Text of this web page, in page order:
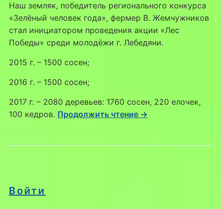
Войти
Наш земляк, победитель регионального конкурса
«Зелёный человек года», фермер В. Жемчужников
стал инициатором проведения акции «Лес
Победы» среди молодёжи г. Лебедяни.
2015 г. – 1500 сосен;
2016 г. – 1500 сосен;
2017 г. – 2080 деревьев: 1760 сосен, 220 елочек,
100 кедров. Продолжить чтение →